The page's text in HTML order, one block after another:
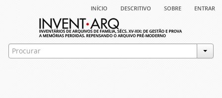
início descritivo sobre entrar